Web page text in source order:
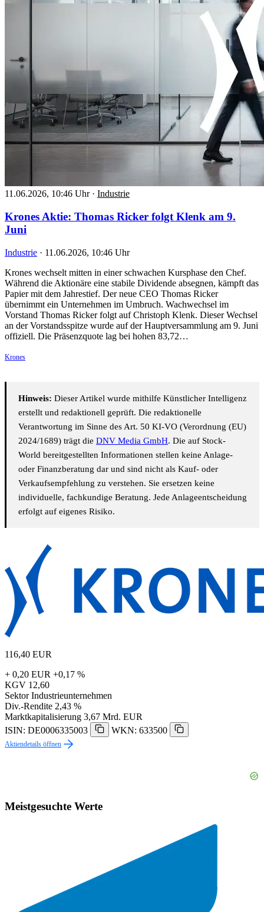
11.06.2026, 10:46 Uhr · Industrie
Krones Aktie: Thomas Ricker folgt Klenk am 9.
Juni
Industrie · 11.06.2026, 10:46 Uhr
Krones wechselt mitten in einer schwachen Kursphase den Chef.
Während die Aktionäre eine stabile Dividende absegnen, kämpft das
Papier mit dem Jahrestief. Der neue CEO Thomas Ricker
übernimmt ein Unternehmen im Umbruch. Wachwechsel im
Vorstand Thomas Ricker folgt auf Christoph Klenk. Dieser Wechsel
an der Vorstandsspitze wurde auf der Hauptversammlung am 9. Juni
offiziell. Die Präsenzquote lag bei hohen 83,72…
Krones
Hinweis: Dieser Artikel wurde mithilfe Künstlicher Intelligenz
erstellt und redaktionell geprüft. Die redaktionelle
Verantwortung im Sinne des Art. 50 KI-VO (Verordnung (EU)
2024/1689) trägt die DNV Media GmbH. Die auf Stock-
World bereitgestellten Informationen stellen keine Anlage-
oder Finanzberatung dar und sind nicht als Kauf- oder
Verkaufsempfehlung zu verstehen. Sie ersetzen keine
individuelle, fachkundige Beratung. Jede Anlageentscheidung
erfolgt auf eigenes Risiko.
116,40 EUR
+ 0,20 EUR +0,17 %
KGV 12,60
Sektor Industrieunternehmen
Div.-Rendite 2,43 %
Marktkapitalisierung 3,67 Mrd. EUR
ISIN: DE0006335003
WKN: 633500
Aktiendetails öffnen
Meistgesuchte Werte